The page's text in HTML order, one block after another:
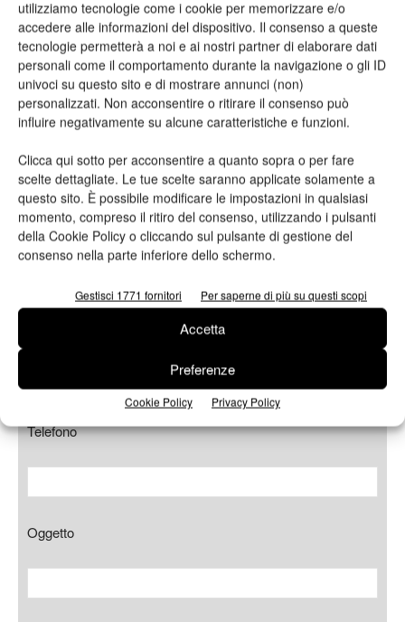
utilizziamo tecnologie come i cookie per memorizzare e/o
accedere alle informazioni del dispositivo. Il consenso a queste
tecnologie permetterà a noi e ai nostri partner di elaborare dati
personali come il comportamento durante la navigazione o gli ID
univoci su questo sito e di mostrare annunci (non)
personalizzati. Non acconsentire o ritirare il consenso può
influire negativamente su alcune caratteristiche e funzioni.
Clicca qui sotto per acconsentire a quanto sopra o per fare
scelte dettagliate. Le tue scelte saranno applicate solamente a
questo sito. È possibile modificare le impostazioni in qualsiasi
momento, compreso il ritiro del consenso, utilizzando i pulsanti
della Cookie Policy o cliccando sul pulsante di gestione del
consenso nella parte inferiore dello schermo.
Gestisci 1771 fornitori Per saperne di più su questi scopi
Accetta
Preferenze
Cookie Policy Privacy Policy
Nome*
Cognome*
Azienda
Telefono
Oggetto